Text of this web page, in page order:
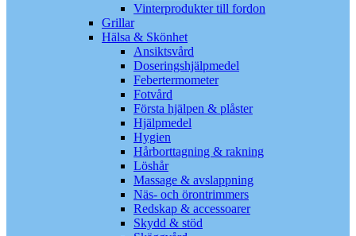
Vinterprodukter till fordon
Grillar
Hälsa & Skönhet
Ansiktsvård
Doseringshjälpmedel
Febertermometer
Fotvård
Första hjälpen & plåster
Hjälpmedel
Hygien
Hårborttagning & rakning
Löshår
Massage & avslappning
Näs- och örontrimmers
Redskap & accessoarer
Skydd & stöd